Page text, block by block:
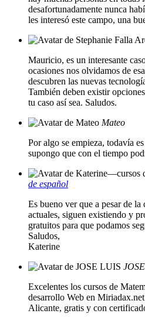
desafortunadamente nunca
les interesó este campo, una
Mauricio, es un interesante
ocasiones nos olvidamos de
descubren las nuevas
También deben existir
tu caso así sea. Saludos.
Mateo
Por algo se empieza, todavía
supongo que con el tiempo
de español
Es bueno ver que a pesar de
actuales, siguen existiendo y
gratuitos para que podamos
Saludos,
Katerine
Excelentes los cursos de
desarrollo Web en
Alicante, gratis y con